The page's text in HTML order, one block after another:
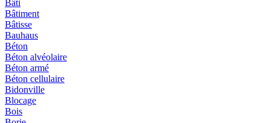
Bâti
Bâtiment
Bâtisse
Bauhaus
Béton
Béton alvéolaire
Béton armé
Béton cellulaire
Bidonville
Blocage
Bois